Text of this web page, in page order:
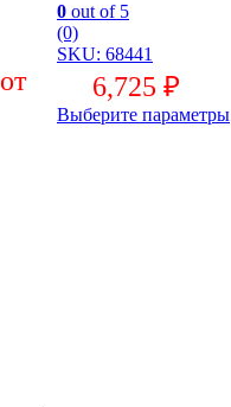
0 out of 5
(0)
SKU: 68441
6,725 ₽
Выберите параметры